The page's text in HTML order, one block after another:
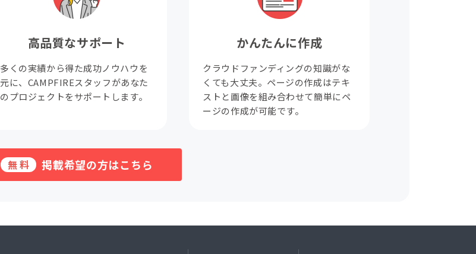
高品質なサポート
多くの実績から得た成功ノウハウを
元に、CAMPFIREスタッフがあなた
のプロジェクトをサポートします。
かんたんに作成
クラウドファンディングの知識がな
くても大丈夫。ページの作成はテキ
ストと画像を組み合わせて簡単にペ
ージの作成が可能です。
無料 掲載希望の方はこちら